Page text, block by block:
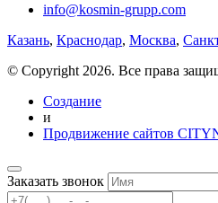
info@kosmin-grupp.com
Казань, Краснодар, Москва,
© Copyright 2026. Все права
Создание
и
Продвижение сайтов
Заказать звонок